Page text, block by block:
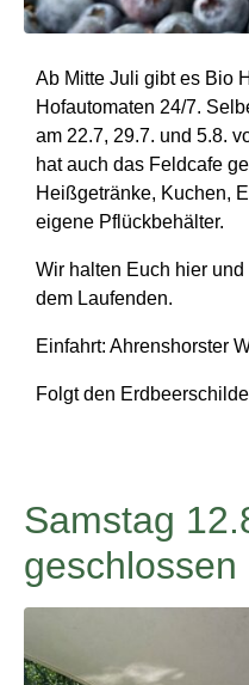
Ab Mitte Juli gibt es Bio
Hofautomaten 24/7.
am 22.7, 29.7. und 5.8.
hat auch das Feldcafe
Heißgetränke, Kuchen,
eigene Pflückbehälter.
Wir halten Euch hier
dem Laufenden.
Einfahrt: Ahrenshorster
Folgt den
Samstag
geschlossen